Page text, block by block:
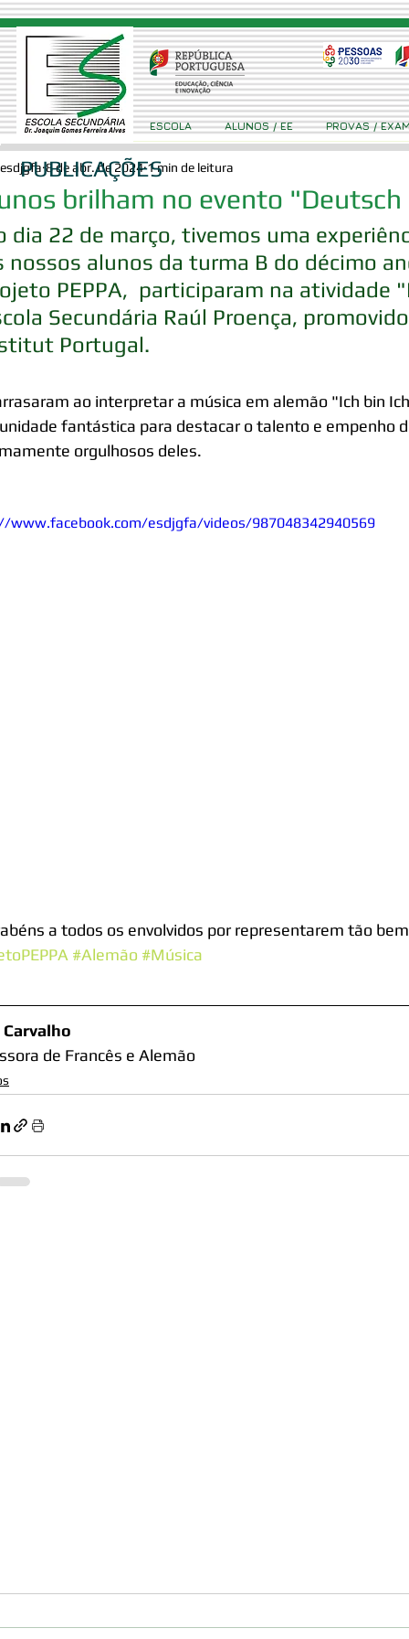
brilham no evento "Deutsch
esdjgfa 8 de abr. de 2024 1 min de leitura
dia 22 de março, tivemos uma
nossos alunos da turma B do décimo
PEPPA,  participaram na atividade
Secundária Raúl Proença,
Portugal.
ao interpretar a música em alemão "Ich bin
fantástica para destacar o talento e empenho
orgulhosos deles.
www.facebook.com/esdjgfa/videos/987048342940569
a todos os envolvidos por representarem tão
#Alemão #Música
de Francês e Alemão
PUBLICAÇÕES
ESCOLA ALUNOS / EE PROVAS /